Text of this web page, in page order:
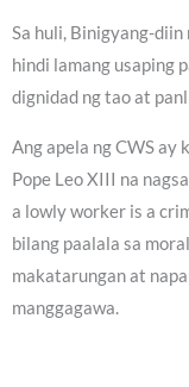
Sa huli, Binigyang-diin
hindi lamang usaping
dignidad ng tao at
Ang apela ng CWS ay
Pope Leo XIII na
a lowly worker is a
bilang paalala sa
makatarungan at
manggagawa.